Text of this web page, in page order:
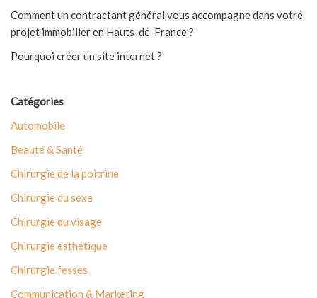
Comment un contractant général vous accompagne dans votre
projet immobilier en Hauts-de-France ?
Pourquoi créer un site internet ?
Catégories
Automobile
Beauté & Santé
Chirurgie de la poitrine
Chirurgie du sexe
Chirurgie du visage
Chirurgie esthétique
Chirurgie fesses
Communication & Marketing